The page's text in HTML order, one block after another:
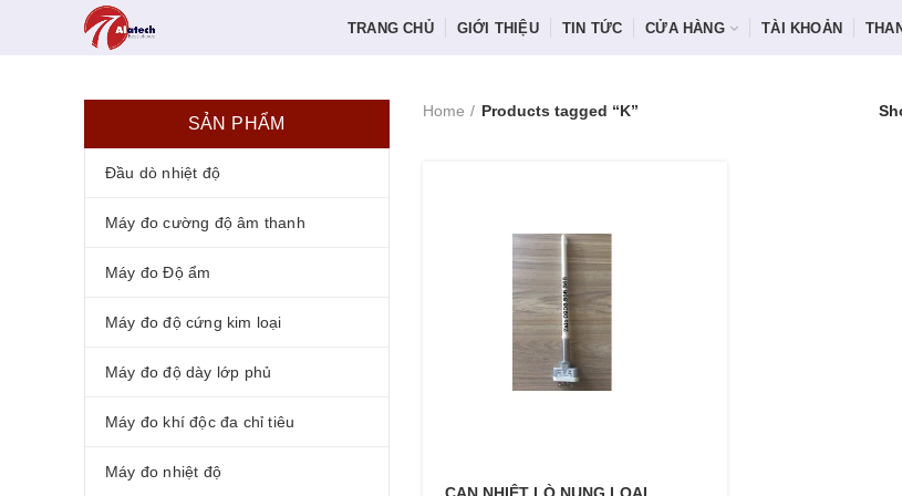
TRANG CHỦ GIỚI THIỆU TIN TỨC CỬA HÀNG TÀI KHOẢN
Home Products tagged “K”
SẢN PHẨM
Đầu dò nhiệt độ
Máy đo cường độ âm thanh
Máy đo Độ ẩm
Máy đo độ cứng kim loại
Máy đo độ dày lớp phủ
Máy đo khí độc đa chỉ tiêu
Máy đo nhiệt độ